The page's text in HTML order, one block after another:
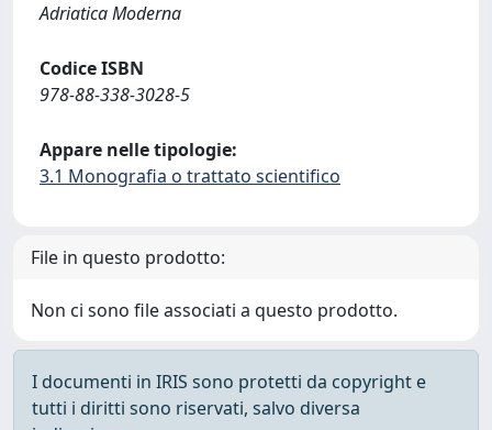
Adriatica Moderna
Codice ISBN
978-88-338-3028-5
Appare nelle tipologie:
3.1 Monografia o trattato scientifico
File in questo prodotto:
Non ci sono file associati a questo prodotto.
I documenti in IRIS sono protetti da copyright e
tutti i diritti sono riservati, salvo diversa